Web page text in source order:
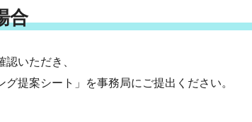
合
認いただき、
提案シート」を事務局にご提出ください。